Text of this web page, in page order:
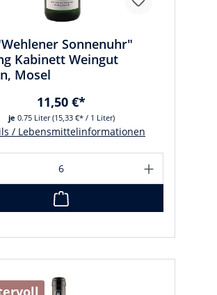
Sonnenuhr"
Kabinett Weingut
Mosel
je 0.75 Liter(15,33 €* / 1 Liter)
11,50 €*
/ Lebensmittelinformationen